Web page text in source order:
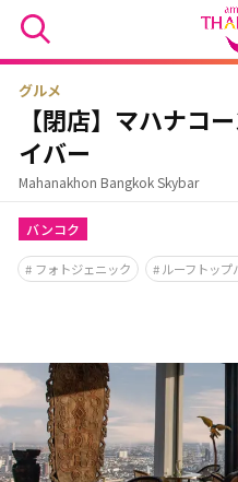
グルメ
【閉店】マハナコ
イバー
Mahanakhon Bangkok Skybar
バンコク
フォトジェニック ルーフトップ